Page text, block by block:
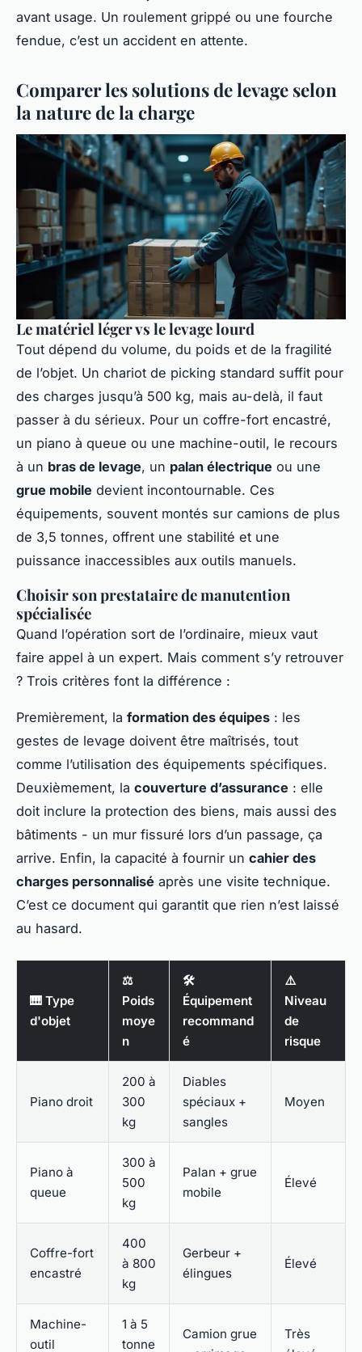
avant usage. Un roulement grippé ou une fourche
fendue, c’est un accident en attente.
Comparer les solutions de levage selon
la nature de la charge
Le matériel léger vs le levage lourd
Tout dépend du volume, du poids et de la fragilité
de l’objet. Un chariot de picking standard suffit pour
des charges jusqu’à 500 kg, mais au-delà, il faut
passer à du sérieux. Pour un coffre-fort encastré,
un piano à queue ou une machine-outil, le recours
à un bras de levage, un palan électrique ou une
grue mobile devient incontournable. Ces
équipements, souvent montés sur camions de plus
de 3,5 tonnes, offrent une stabilité et une
puissance inaccessibles aux outils manuels.
Choisir son prestataire de manutention
spécialisée
Quand l’opération sort de l’ordinaire, mieux vaut
faire appel à un expert. Mais comment s’y retrouver
? Trois critères font la différence :
Premièrement, la formation des équipes : les
gestes de levage doivent être maîtrisés, tout
comme l’utilisation des équipements spécifiques.
Deuxièmement, la couverture d’assurance : elle
doit inclure la protection des biens, mais aussi des
bâtiments - un mur fissuré lors d’un passage, ça
arrive. Enfin, la capacité à fournir un cahier des
charges personnalisé après une visite technique.
C’est ce document qui garantit que rien n’est laissé
au hasard.
🎹 Type
d'objet
⚖️
Poids
moye
n
🛠️
Équipement
recommand
é
⚠️
Niveau
de
risque
Piano droit
200 à
300
kg
Diables
spéciaux +
sangles
Moyen
Piano à
queue
300 à
500
kg
Palan + grue
mobile
Élevé
Coffre-fort
encastré
400
à 800
kg
Gerbeur +
élingues
Élevé
Machine-
outil
1 à 5
tonne
Camion grue
Très